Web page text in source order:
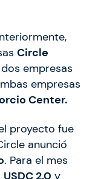
Circle
dos empresas
empresas
Center.
proyecto fue
anunció
. Para el mes
USDC 2.0 y